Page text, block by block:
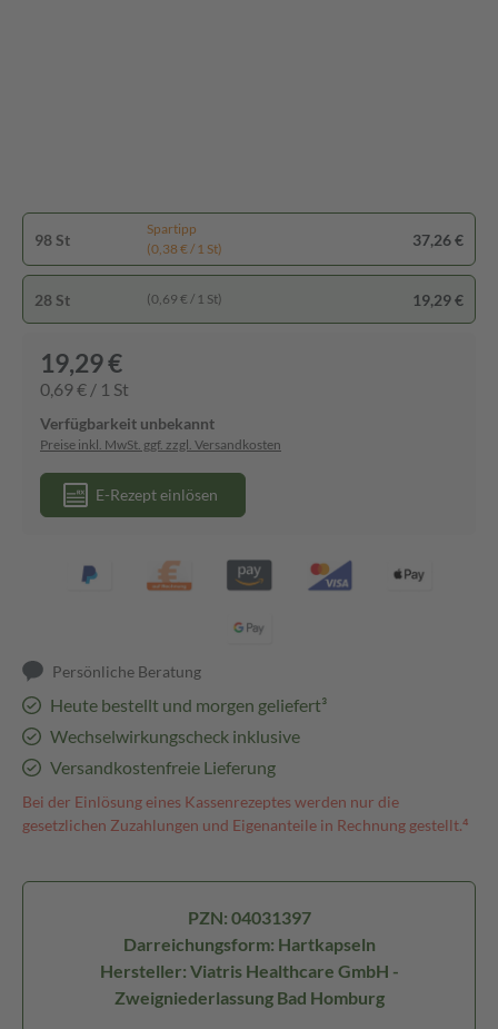
98 St
Spartipp
(0,38 € / 1 St)
37,26 €
28 St (0,69 € / 1 St) 19,29 €
19,29 €
0,69 € / 1 St
Verfügbarkeit unbekannt
Preise inkl. MwSt. ggf. zzgl. Versandkosten
E-Rezept einlösen
Persönliche Beratung
Heute bestellt und morgen geliefert³
Wechselwirkungscheck inklusive
Versandkostenfreie Lieferung
Bei der Einlösung eines Kassenrezeptes werden nur die
gesetzlichen Zuzahlungen und Eigenanteile in Rechnung gestellt.⁴
PZN: 04031397
Darreichungsform: Hartkapseln
Hersteller: Viatris Healthcare GmbH -
Zweigniederlassung Bad Homburg